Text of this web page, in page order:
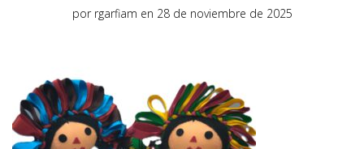
por rgarfiam en 28 de noviembre de 2025